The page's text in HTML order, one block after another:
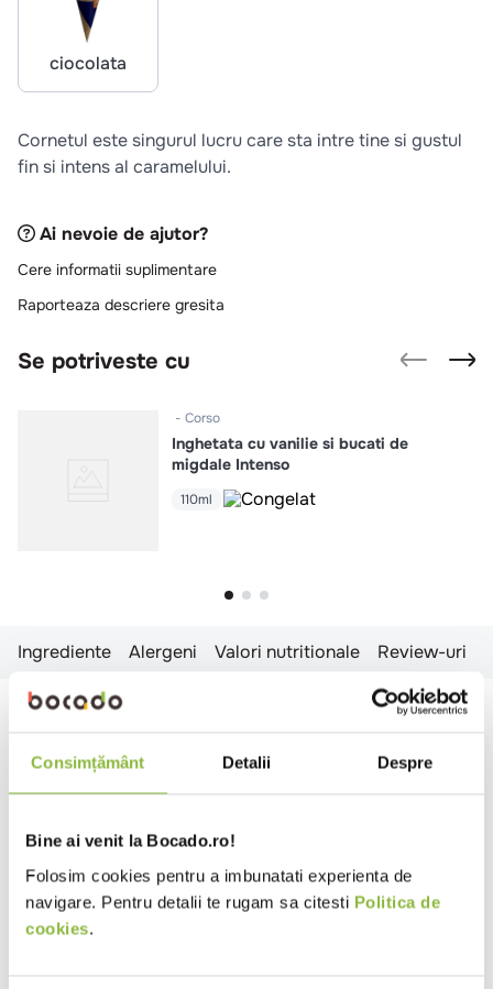
Consimțământ Detalii Despre
Bine ai venit la Bocado.ro!
Folosim cookies pentru a imbunatati experienta de
navigare. Pentru detalii te rugam sa citesti Politica de
cookies.
ciocolata
Cornetul este singurul lucru care sta intre tine si gustul
fin si intens al caramelului.
Ai nevoie de ajutor?
Cere informatii suplimentare
Raporteaza descriere gresita
Se potriveste cu
Corso
Inghetata cu vanilie si bucati de
migdale Intenso
110ml
Ingrediente Alergeni Valori nutritionale Review-uri
Ingrediente
Inghetata cu aroma de caramel (56,4%) (LAPTE praf
mono- si digliceride ale acizilor grasi; stabilizatori:
sare), sos de caramel (20%) (sirop de glucoza, apa,
LAPTE condensat indulcit (LAPTE integral, zahar),
sirop de glucoza – fructoza, ulei de cocos, agent de